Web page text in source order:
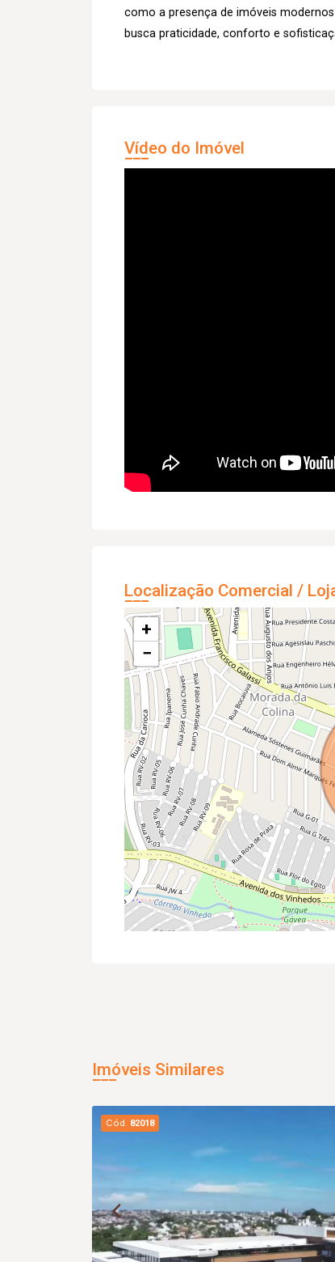
como a presença de imóveis
busca praticidade, conforto e
Vídeo do Imóvel
Localização Comercial /
+
−
Imóveis Similares
Cód. 82018